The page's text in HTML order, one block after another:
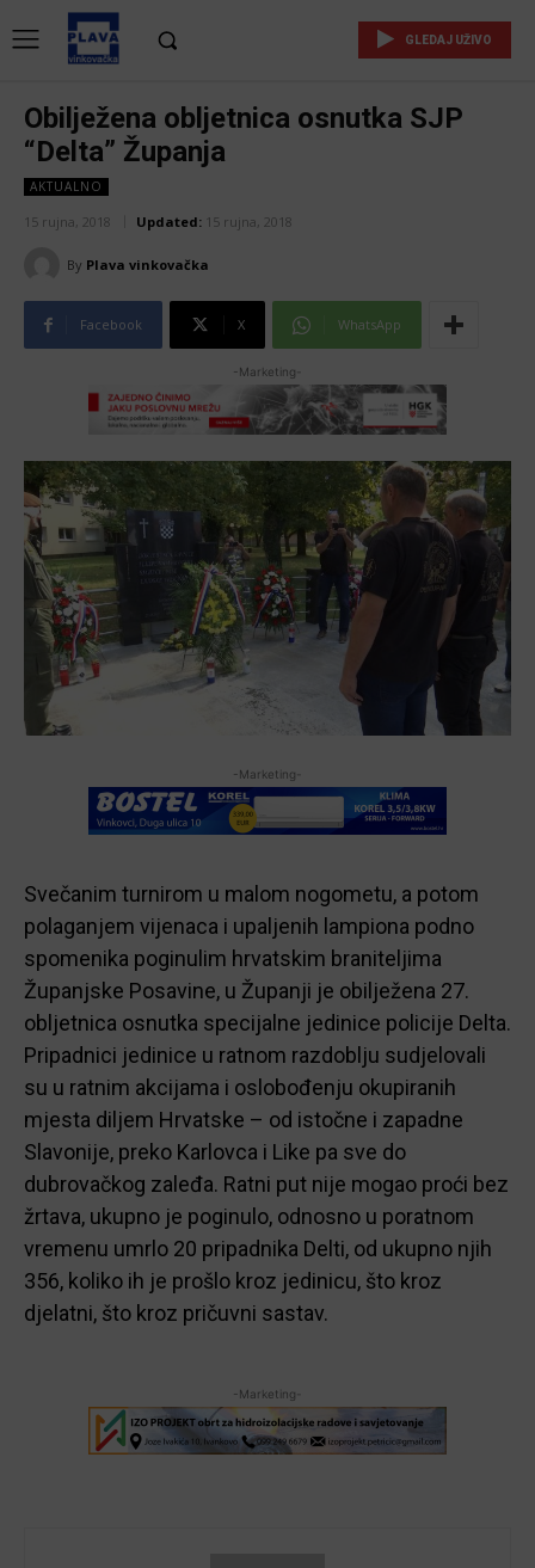
GLEDAJ UŽIVO
Obilježena obljetnica osnutka SJP
“Delta” Županja
AKTUALNO
15 rujna, 2018 Updated: 15 rujna, 2018
By Plava vinkovačka
Facebook X WhatsApp
-Marketing-
-Marketing-
Svečanim turnirom u malom nogometu, a potom
polaganjem vijenaca i upaljenih lampiona podno
spomenika poginulim hrvatskim braniteljima
Županjske Posavine, u Županji je obilježena 27.
obljetnica osnutka specijalne jedinice policije Delta.
Pripadnici jedinice u ratnom razdoblju sudjelovali
su u ratnim akcijama i oslobođenju okupiranih
mjesta diljem Hrvatske – od istočne i zapadne
Slavonije, preko Karlovca i Like pa sve do
dubrovačkog zaleđa. Ratni put nije mogao proći bez
žrtava, ukupno je poginulo, odnosno u poratnom
vremenu umrlo 20 pripadnika Delti, od ukupno njih
356, koliko ih je prošlo kroz jedinicu, što kroz
djelatni, što kroz pričuvni sastav.
-Marketing-